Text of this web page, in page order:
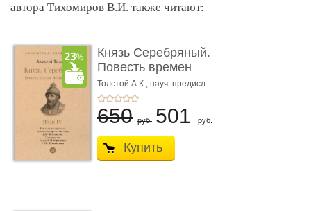
автора Тихомиров В.И. также читают:
Князь Серебряный.
Повесть времен
Иоанна Грозн� ...
Толстой А.К., науч. предисл.
Володихина Д.М.
650 руб. 501 руб.
Купить